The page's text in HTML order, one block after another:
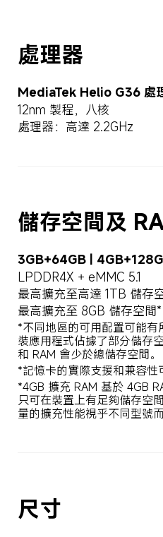
處理器
MediaTek Helio G36 處
12nm 製程，八核
處理器：高達 2.2GHz
儲存空間及
3GB+64GB |
LPDDR4X + eMMC 5.1
最高擴充至高達 1TB 儲存
最高擴充至 8GB 儲存空間*
*不同地區的可用配置可能
裝應用程式佔據了部分儲存
和 RAM 會少於總儲存空間。
*記憶卡的實際支援和兼容性
*4GB 擴充 RAM 基於 4GB
只可在裝置上有足夠儲存空
量的擴充性能視乎不同型號
尺寸